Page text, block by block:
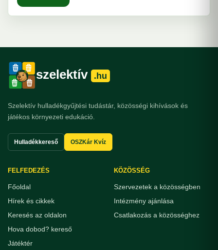
szelektív .hu
Szelektív hulladékgyűjtési tudástár, közösségi kihívások és
játékos környezeti edukáció.
Hulladékkereső OSZKár Kvíz
FELFEDEZÉS
Főoldal
Hírek és cikkek
Keresés az oldalon
Hova dobod? kereső
Játéktér
KÖZÖSSÉG
Szervezetek a közösségben
Intézmény ajánlása
Csatlakozás a közösséghez